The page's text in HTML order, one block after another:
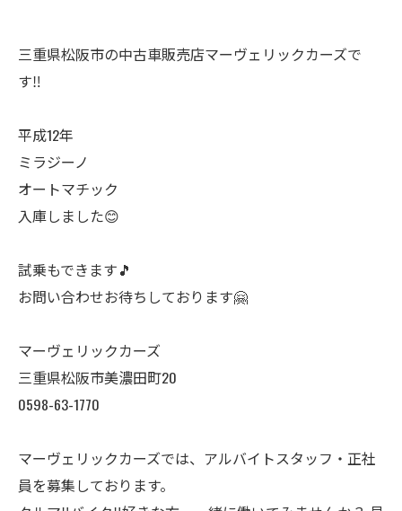
三重県松阪市の中古車販売店マーヴェリックカーズで
す‼️
平成12年
ミラジーノ
オートマチック
入庫しました😊
試乗もできます🎵
お問い合わせお待ちしております🤗
マーヴェリックカーズ
三重県松阪市美濃田町20
0598-63-1770
マーヴェリックカーズでは、アルバイトスタッフ・正社
員を募集しております。